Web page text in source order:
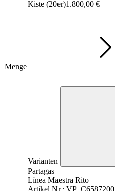
Menge
Kiste (20er)1.800,00 €
Varianten
Partagas
Línea Maestra Rito
Artikel Nr.: VP_C6587200